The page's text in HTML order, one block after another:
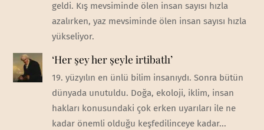
geldi. Kış mevsiminde ölen insan sayısı hızla
azalırken, yaz mevsiminde ölen insan sayısı hızla
yükseliyor.
‘Her şey her şeyle irtibatlı’
19. yüzyılın en ünlü bilim insanıydı. Sonra bütün
dünyada unutuldu. Doğa, ekoloji, iklim, insan
hakları konusundaki çok erken uyarıları ile ne
kadar önemli olduğu keşfedilinceye kadar...